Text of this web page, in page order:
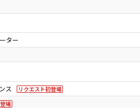
ター
ス リクエスト初登場
場